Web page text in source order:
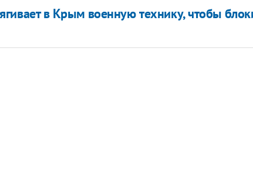
в Крым военную технику, чтобы